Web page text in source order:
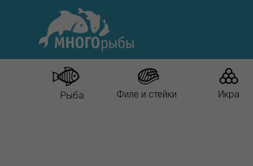
Рыба Филе и стейки Икра